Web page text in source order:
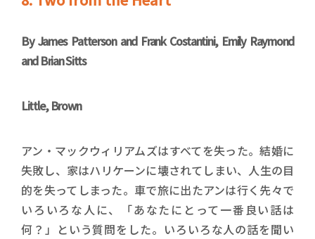
By James Patterson and Frank Costantini, Emily Raymond
and Brian Sitts
Little, Brown
アン・マックウィリアムズはすべてを失った。結婚に
失敗し、家はハリケーンに壊されてしまい、人生の目
的を失ってしまった。車で旅に出たアンは行く先々で
いろいろな人に、「あなたにとって一番良い話は
何？」という質問をした。いろいろな人の話を聞い